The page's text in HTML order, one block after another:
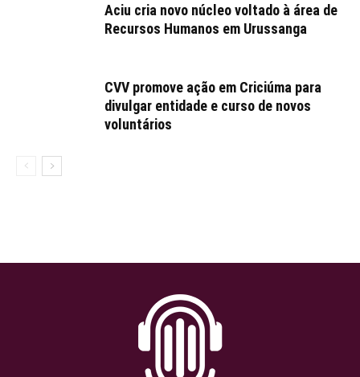
Aciu cria novo núcleo voltado à área de
Recursos Humanos em Urussanga
CVV promove ação em Criciúma para
divulgar entidade e curso de novos
voluntários